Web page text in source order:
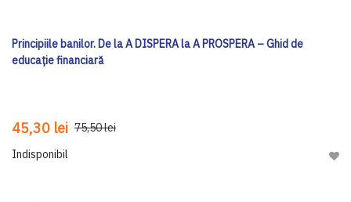
Principiile banilor. De la A DISPERA la A PROSPERA – Ghid de
educație financiară
45,30 lei 75,50 lei
Indisponibil